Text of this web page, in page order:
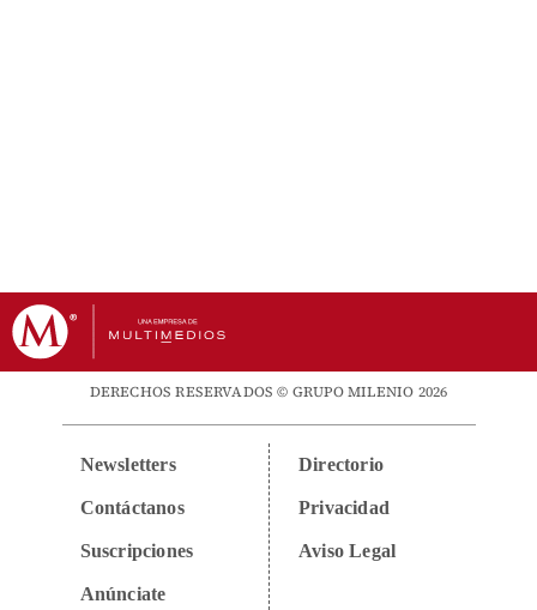
DERECHOS RESERVADOS © GRUPO MILENIO 2026
Newsletters
Contáctanos
Suscripciones
Anúnciate
Directorio
Privacidad
Aviso Legal